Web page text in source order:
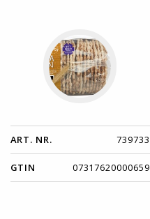
ART. NR. 739733
GTIN 07317620000659